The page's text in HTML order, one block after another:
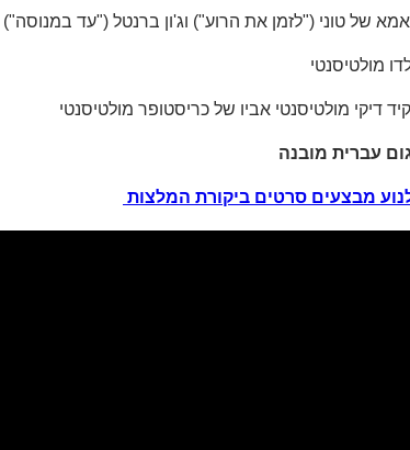
של טוני ("לזמן את הרוע") וג'ון ברנטל ("עד במנוסה")
מולטיסנטי
דיקי מולטיסנטי אביו של כריסטופר מולטיסנטי
עברית מובנה
מבצעים סרטים ביקורת המלצות